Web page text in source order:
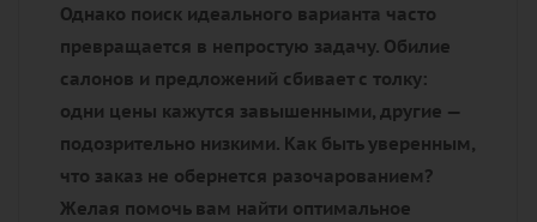
Однако поиск идеального варианта часто
превращается в непростую задачу. Обилие
салонов и предложений сбивает с толку:
одни цены кажутся завышенными, другие —
подозрительно низкими. Как быть уверенным,
что заказ не обернется разочарованием?
Желая помочь вам найти оптимальное